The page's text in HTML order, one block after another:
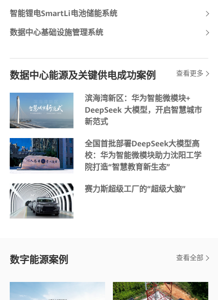
智能锂电SmartLi电池储能系统
数据中心基础设施管理系统
数据中心能源及关键供电成功案例 查看更多
滨海湾新区：华为智能微模块+
DeepSeek 大模型，开启智慧城市
新范式
全国首批部署DeepSeek大模型高
校：华为智能微模块助力沈阳工学
院打造“智慧教育新生态”
赛力斯超级工厂的“超级大脑”
数字能源案例 查看全部